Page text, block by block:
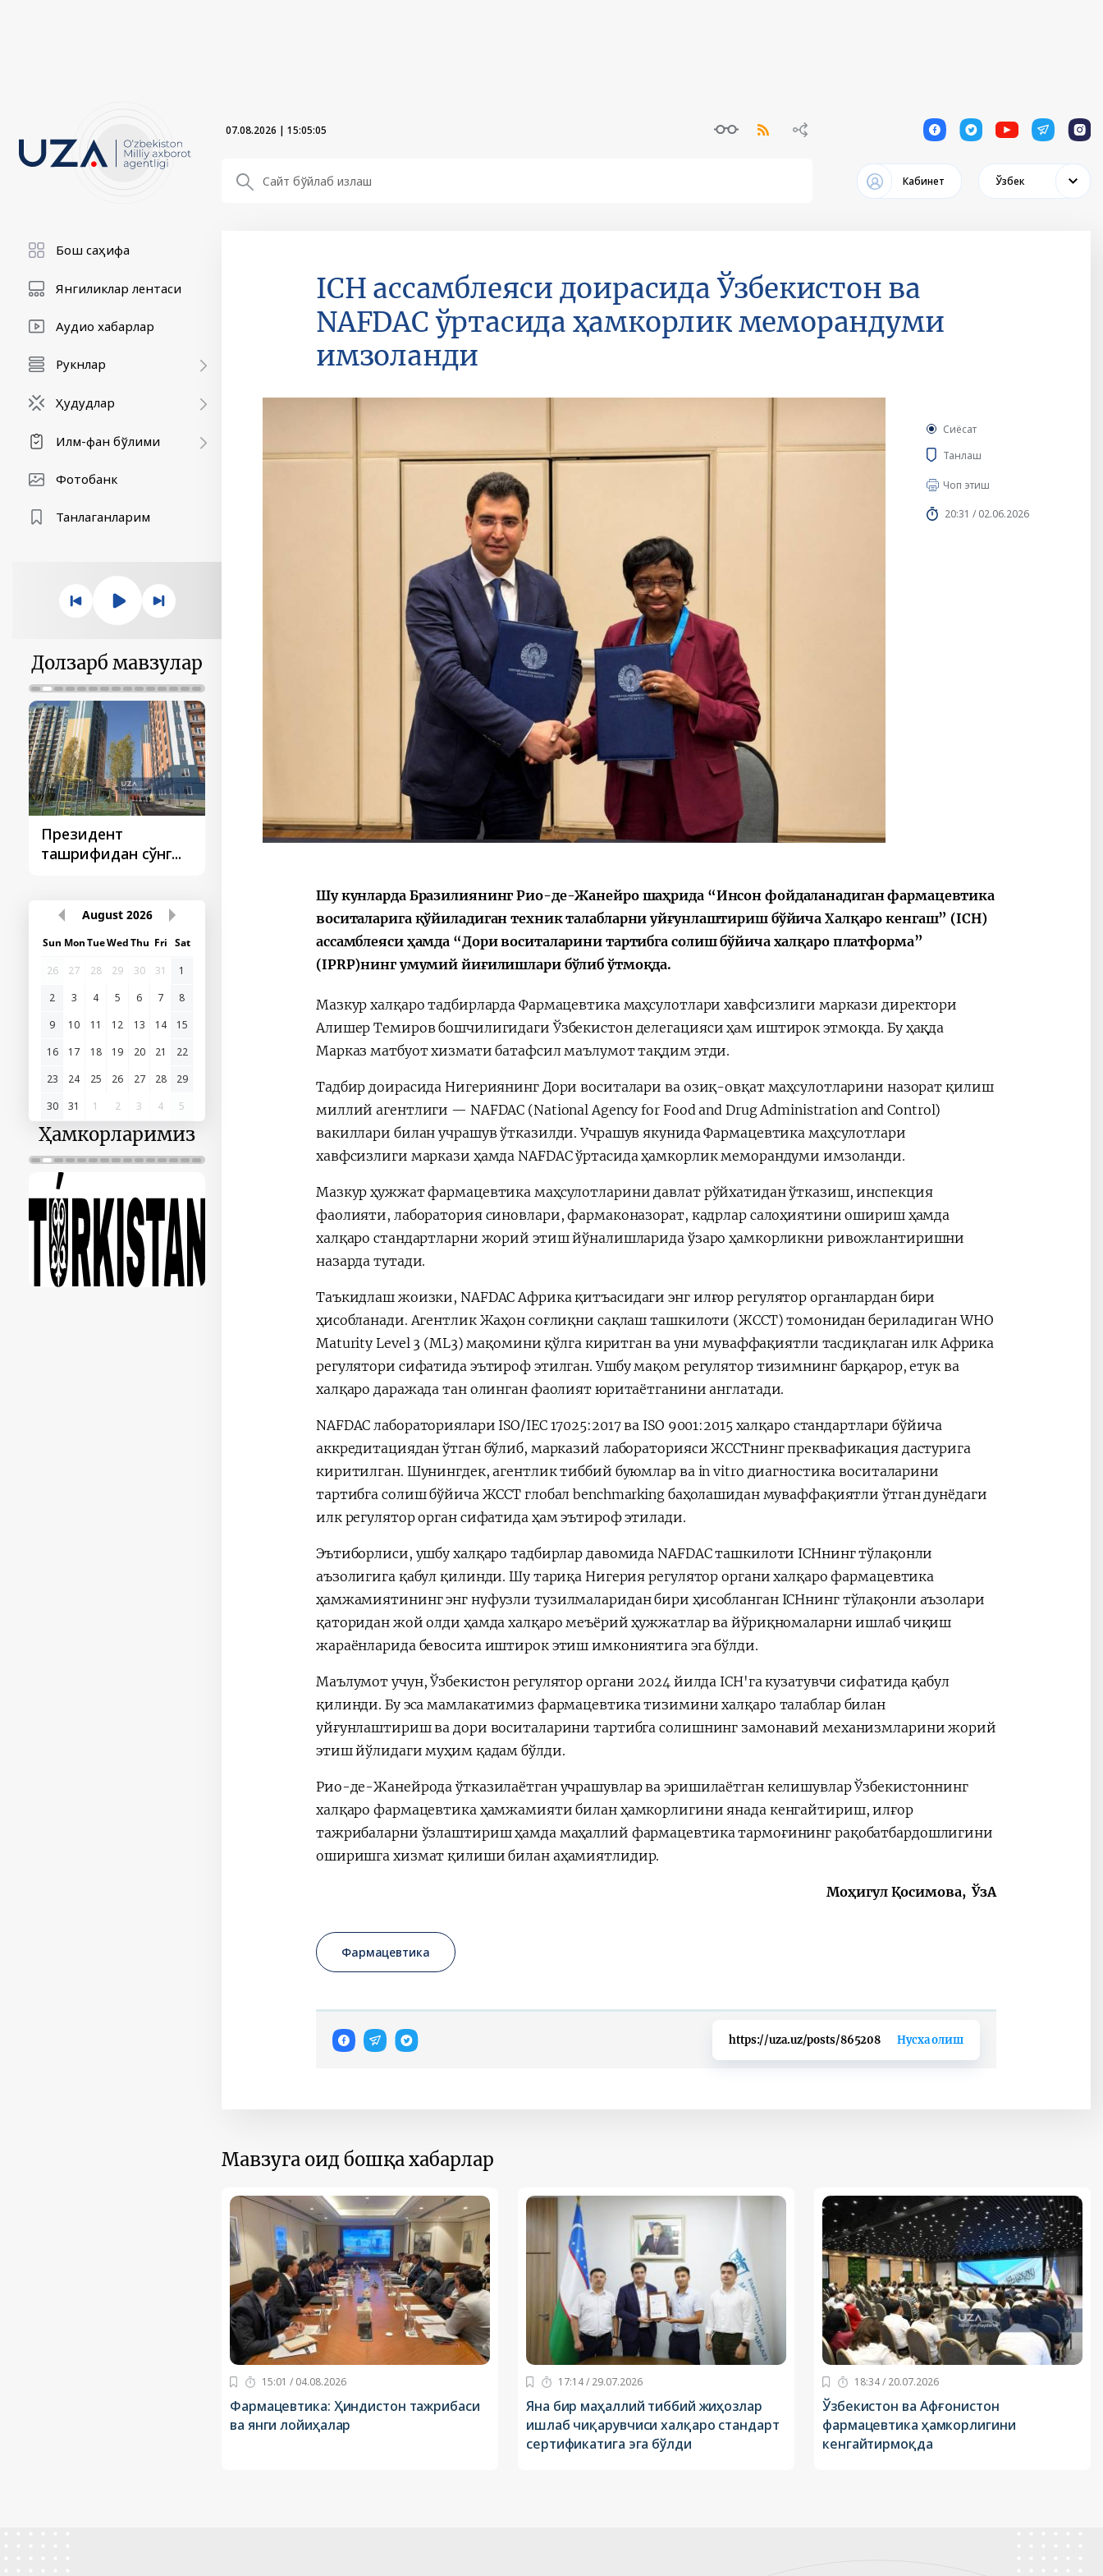
07.08.2026 | 15:05:06 1 1 1 1 1
Кабинет Ўзбек
Бош саҳифа
Янгиликлар лентаси
Аудио хабарлар
Рукнлар
Ҳудудлар
Илм-фан бўлими
Фотобанк
Танлаганларим
Долзарб мавзулар
Президент
ташрифидан сўнг...
Президент
Қарор ва ижро
“Ўзбекистон – 2030”
Президент Шавкат
ўтказилган
видеоселектор
йиғилишлари
August 2026
Sun MonTueWedThu Fri Sat
26
27 28 29 30 31
1
2
3 4 5 6 7
8
9
10 11 12 13 14
15
16
17 18 19 20 21
22
23
24 25 26 27 28
29
30
31 1 2 3 4 5
Ҳамкорларимиз
ICH ассамблеяси доирасида Ўзбекистон ва
NAFDAC ўртасида ҳамкорлик меморандуми
имзоланди
Сиёсат
Танлаш
Чоп этиш
20:31 / 02.06.2026
Шу кунларда Бразилиянинг Рио-де-Жанейро шаҳрида “Инсон фойдаланадиган фармацевтика
воситаларига қўйиладиган техник талабларни уйғунлаштириш бўйича Халқаро кенгаш” (ICH)
ассамблеяси ҳамда “Дори воситаларини тартибга солиш бўйича халқаро платформа”
(IPRP)нинг умумий йиғилишлари бўлиб ўтмоқда.
Мазкур халқаро тадбирларда Фармацевтика маҳсулотлари хавфсизлиги маркази директори
Алишер Темиров бошчилигидаги Ўзбекистон делегацияси ҳам иштирок этмоқда. Бу ҳақда
Марказ матбуот хизмати батафсил маълумот тақдим этди.
Тадбир доирасида Нигериянинг Дори воситалари ва озиқ-овқат маҳсулотларини назорат қилиш
миллий агентлиги — NAFDAC (National Agency for Food and Drug Administration and Control)
вакиллари билан учрашув ўтказилди. Учрашув якунида Фармацевтика маҳсулотлари
хавфсизлиги маркази ҳамда NAFDAC ўртасида ҳамкорлик меморандуми имзоланди.
Мазкур ҳужжат фармацевтика маҳсулотларини давлат рўйхатидан ўтказиш, инспекция
фаолияти, лаборатория синовлари, фармаконазорат, кадрлар салоҳиятини ошириш ҳамда
халқаро стандартларни жорий этиш йўналишларида ўзаро ҳамкорликни ривожлантиришни
назарда тутади.
Таъкидлаш жоизки, NAFDAC Африка қитъасидаги энг илғор регулятор органлардан бири
ҳисобланади. Агентлик Жаҳон соғлиқни сақлаш ташкилоти (ЖССТ) томонидан бериладиган WHO
Maturity Level 3 (ML3) мақомини қўлга киритган ва уни муваффақиятли тасдиқлаган илк Африка
регулятори сифатида эътироф этилган. Ушбу мақом регулятор тизимнинг барқарор, етук ва
халқаро даражада тан олинган фаолият юритаётганини англатади.
NAFDAC лабораториялари ISO/IEC 17025:2017 ва ISO 9001:2015 халқаро стандартлари бўйича
аккредитациядан ўтган бўлиб, марказий лабораторияси ЖССТнинг преквафикация дастурига
киритилган. Шунингдек, агентлик тиббий буюмлар ва in vitro диагностика воситаларини
тартибга солиш бўйича ЖССТ глобал benchmarking баҳолашидан муваффақиятли ўтган дунёдаги
илк регулятор орган сифатида ҳам эътироф этилади.
Эътиборлиси, ушбу халқаро тадбирлар давомида NAFDAC ташкилоти ICHнинг тўлақонли
аъзолигига қабул қилинди. Шу тариқа Нигерия регулятор органи халқаро фармацевтика
ҳамжамиятининг энг нуфузли тузилмаларидан бири ҳисобланган ICHнинг тўлақонли аъзолари
қаторидан жой олди ҳамда халқаро меъёрий ҳужжатлар ва йўриқномаларни ишлаб чиқиш
жараёнларида бевосита иштирок этиш имкониятига эга бўлди.
Маълумот учун, Ўзбекистон регулятор органи 2024 йилда ICH'га кузатувчи сифатида қабул
қилинди. Бу эса мамлакатимиз фармацевтика тизимини халқаро талаблар билан
уйғунлаштириш ва дори воситаларини тартибга солишнинг замонавий механизмларини жорий
этиш йўлидаги муҳим қадам бўлди.
Рио-де-Жанейрода ўтказилаётган учрашувлар ва эришилаётган келишувлар Ўзбекистоннинг
халқаро фармацевтика ҳамжамияти билан ҳамкорлигини янада кенгайтириш, илғор
тажрибаларни ўзлаштириш ҳамда маҳаллий фармацевтика тармоғининг рақобатбардошлигини
оширишга хизмат қилиши билан аҳамиятлидир.
Моҳигул Қосимова, ЎзА
Фармацевтика
https://uza.uz/posts/865208 Нусха олиш
Мавзуга оид бошқа хабарлар
15:01 / 04.08.2026
Фармацевтика: Ҳиндистон тажрибаси
ва янги лойиҳалар
17:14 / 29.07.2026
Яна бир маҳаллий тиббий жиҳозлар
ишлаб чиқарувчиси халқаро стандарт
сертификатига эга бўлди
18:34 / 20.07.2026
Ўзбекистон ва Афғонистон
фармацевтика ҳамкорлигини
кенгайтирмоқда